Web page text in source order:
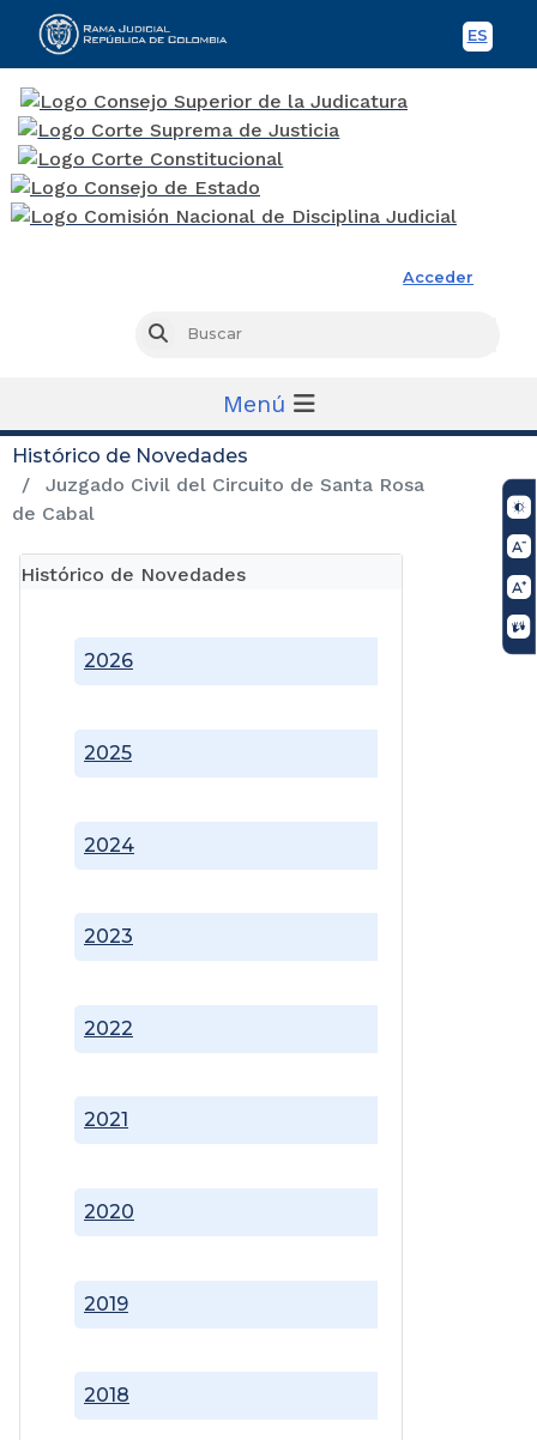
ES
Acceder
Buscar
Menú
Histórico de Novedades
Juzgado Civil del Circuito de Santa Rosa
de Cabal
Histórico de Novedades
2018
2019
2020
2021
2022
2023
2024
2025
2026